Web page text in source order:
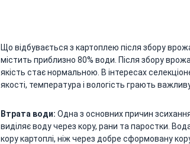
Що відбувається з картоплею після збору
містить приблизно 80% води. Після збору
якість стає нормальною. В інтересах
якості, температура і вологість грають
Втрата води: Одна з основних причин
виділяє воду через кору, рани та паростки.
кору картоплі, ніж через добре сформовану